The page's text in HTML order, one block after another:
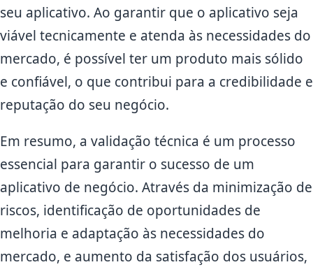
seu aplicativo. Ao garantir que o aplicativo seja
viável tecnicamente e atenda às necessidades do
mercado, é possível ter um produto mais sólido
e confiável, o que contribui para a credibilidade e
reputação do seu negócio.
Em resumo, a validação técnica é um processo
essencial para garantir o sucesso de um
aplicativo de negócio. Através da minimização de
riscos, identificação de oportunidades de
melhoria e adaptação às necessidades do
mercado, e aumento da satisfação dos usuários,